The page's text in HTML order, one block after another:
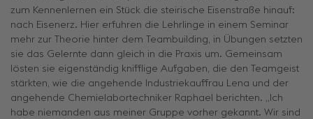
zum Kennenlernen ein Stück die steirische Eisenstraße hinauf:
nach Eisenerz. Hier erfuhren die Lehrlinge in einem Seminar
mehr zur Theorie hinter dem Teambuilding, in Übungen setzten
sie das Gelernte dann gleich in die Praxis um. Gemeinsam
lösten sie eigenständig knifflige Aufgaben, die den Teamgeist
stärkten, wie die angehende Industriekauffrau Lena und der
angehende Chemielabortechniker Raphael berichten. „Ich
habe niemanden aus meiner Gruppe vorher gekannt. Wir sind